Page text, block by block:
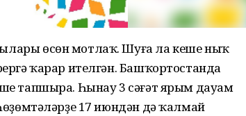
өсөн мотлаҡ. Шуға ла кеше ныҡ
ҡарар ителгән. Башҡортостанда
тапшыра. Һынау 3 сәғәт ярым дауам
17 июндән дә ҡалмай